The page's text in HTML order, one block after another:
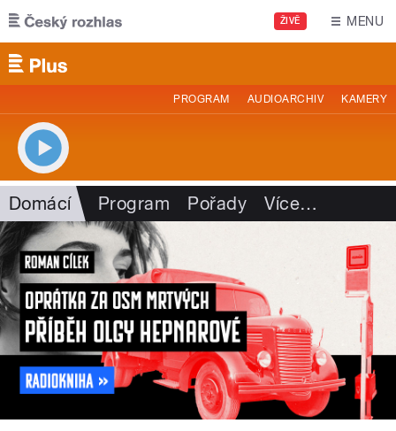
Přejít k hlavnímu obsahu
ŽIVĚ MENU
PROGRAM AUDIOARCHIV KAMERY
Domácí Program Pořady Více…